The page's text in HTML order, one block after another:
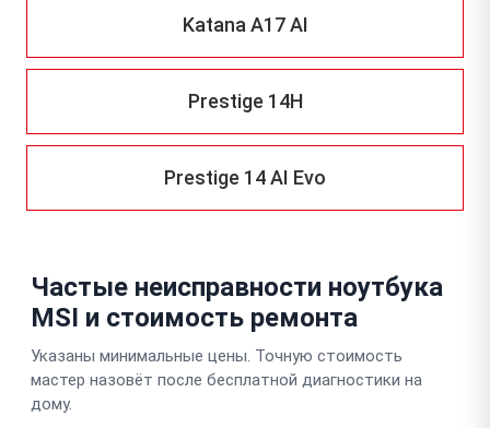
Katana A17 AI
Prestige 14H
Prestige 14 AI Evo
Частые неисправности ноутбука
MSI и стоимость ремонта
Указаны минимальные цены. Точную стоимость
мастер назовёт после бесплатной диагностики на
дому.